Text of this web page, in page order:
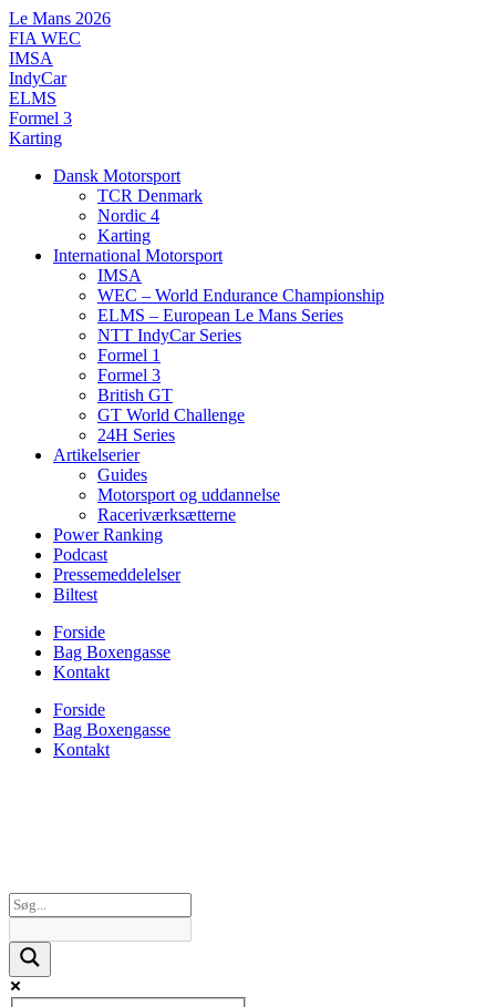
Videre
til
indhold
Le Mans 2026
FIA WEC
IMSA
IndyCar
ELMS
Formel 3
Karting
Dansk Motorsport
TCR Denmark
Nordic 4
Karting
International Motorsport
IMSA
WEC – World Endurance Championship
ELMS – European Le Mans Series
NTT IndyCar Series
Formel 1
Formel 3
British GT
GT World Challenge
24H Series
Artikelserier
Guides
Motorsport og uddannelse
Raceriværksætterne
Power Ranking
Podcast
Pressemeddelelser
Biltest
Forside
Bag Boxengasse
Kontakt
Forside
Bag Boxengasse
Kontakt